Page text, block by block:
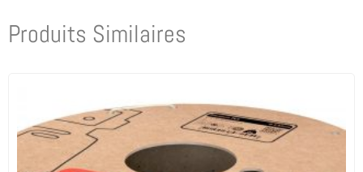
Produits Similaires